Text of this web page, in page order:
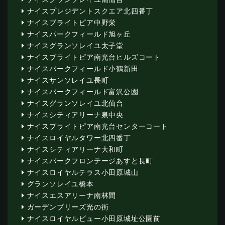
ナイスプレジデントスクエア北四番丁
ナイスブライトピア中野栄
ナイスパークフィールド旭ヶ丘
ナイスグランソレイユ太子堂
ナイスブライトピア南光台ヒルズコート
ナイスパークフィールド小鶴新田
ナイスサンソレイユ長町
ナイスパークフィールド富沢公園
ナイスグランソレイユ北仙台
ナイスシティアリーナ泉中央
ナイスブライトピア南光台センターコート
ナイスロイヤルタワー北四番丁
ナイスシティアリーナ大和町
ナイスパークフロンテージあすと長町
ナイスロイヤルテラス小田原城山
グランソレイユ橋本
ナイスエスアリーナ南林間
ガーデンブリーズ光の街
ナイスロイヤルビュー小田原城址公園前